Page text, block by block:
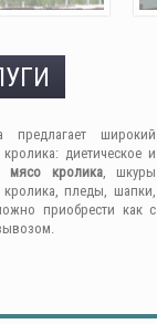
предлагает широкий
диетическое и
мясо кролика, шкуры
пледы, шапки,
приобрести как с